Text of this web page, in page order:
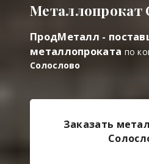
Металлопрокат
ПродМеталл -
металлопроката по
Солослово
Заказать